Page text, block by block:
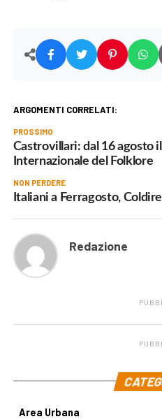
ARGOMENTI CORRELATI:
PROSSIMO
Castrovillari: dal 16 agosto il
Internazionale del Folklore
NON PERDERE
Italiani a Ferragosto,
Redazione
Area Urbana